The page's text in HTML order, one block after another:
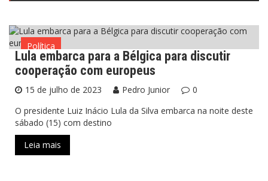
Política
Lula embarca para a Bélgica para discutir
cooperação com europeus
15 de julho de 2023 Pedro Junior
0
O presidente Luiz Inácio Lula da Silva embarca na noite deste
sábado (15) com destino
Leia mais